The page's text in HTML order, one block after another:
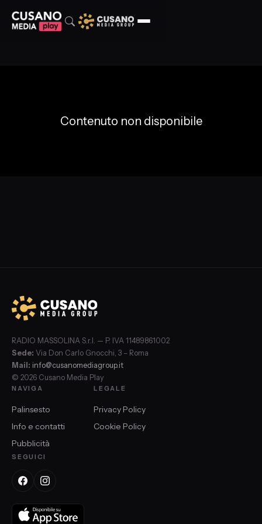
Contenuto non disponibile
RADIO MASSOLINA S.r.l. — P. IVA 11489861002
Sede: Via Don Carlo Gnocchi, 3 – Roma
Mail: info@cusanomediagroup.it
© 2026 Cusano Media Play
NAVIGA
Palinsesto
Info e contatti
Pubblicità
LEGALE
Privacy Policy
Cookie Policy
SEGUICI